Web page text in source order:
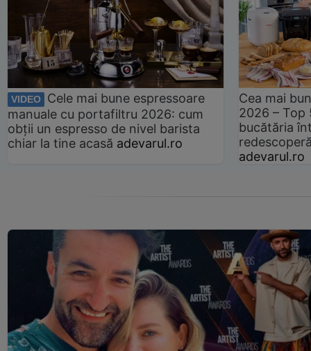
VIDEO
Cele mai bune espressoare
manuale cu portafiltru 2026: cum
obții un espresso de nivel barista
chiar la tine acasă adevarul.ro
Cea mai
2026 –
bucătăria
adevarul.ro